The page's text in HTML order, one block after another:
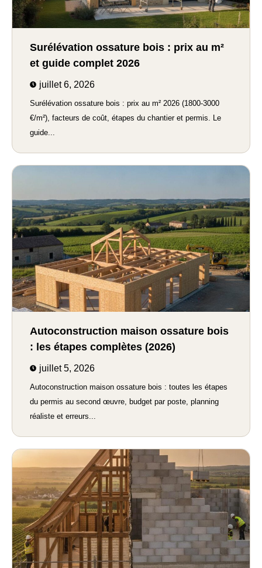
Surélévation ossature bois : prix au m²
et guide complet 2026
juillet 6, 2026
Surélévation ossature bois : prix au m² 2026 (1800-3000
€/m²), facteurs de coût, étapes du chantier et permis. Le
guide...
Autoconstruction maison ossature bois
: les étapes complètes (2026)
juillet 5, 2026
Autoconstruction maison ossature bois : toutes les étapes
du permis au second œuvre, budget par poste, planning
réaliste et erreurs...